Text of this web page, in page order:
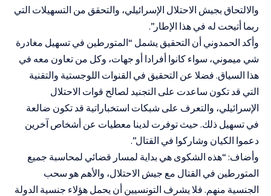
والالتحاق بجيش الاحتلال الإسرائيلي، والتحقق من التسهيلات التي
ربما أتيحت له في هذا الإطار”.
وأكد الحمدوني أن التحقيق يشمل “المتورطين في تسهيل مغادرة
شي ميموني، سواء كانوا أفرادا أو جهات، وكل من تعاون معه في
هذا السياق. فضلا عن التحقيق في القنوات اللوجستية والتقنية
التي قد تكون ساعدت على التجنيد لصالح قوات الاحتلال
الإسرائيلي، والتعرف على شبكات استخباراتية قد تكون ضالعة
في تسهيل ذلك. حيث توفرت لدينا معطيات عن أشخاص آخرين
دعموا الكيان وشاركوا في القتال”.
وأضاف: “هذه الشكوى هي بداية لمسار قضائي لمحاسبة جميع
المتورطين في القتال مع جيش الاحتلال، والأهم هو سحب
الجنسية منهم. فلا يشرف التونسيين أن يحمل هؤلاء جنسية الدولة